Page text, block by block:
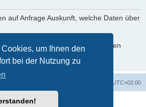
um Ihnen den
bei der Nutzung zu
auf Anfrage Auskunft, welche Daten über
Löschung bzw. Sperrung Ihrer Daten
hierzu bitte den Betreiber.
UTC+02:00
® Forum Software © phpBB Limited